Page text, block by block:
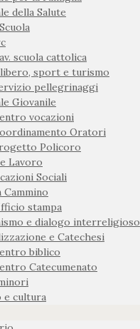
della Salute
scuola cattolica
sport e turismo
pellegrinaggi
Giovanile
vocazioni
Oratori
Policoro
Lavoro
Sociali
Cammino
stampa
e dialogo interreligioso
e Catechesi
biblico
Catecumenato
e cultura